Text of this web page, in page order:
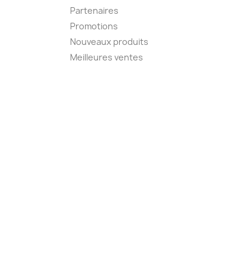
Partenaires
Promotions
Nouveaux produits
Meilleures ventes